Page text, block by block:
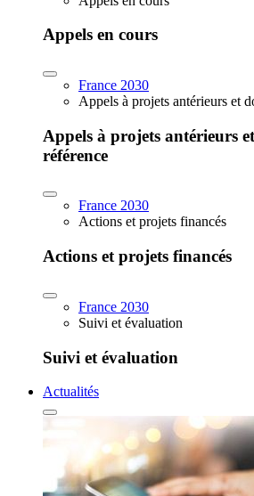
Appels en cours
France 2030
Appels à projets antérieurs et
Appels à projets antérieurs
référence
France 2030
Actions et projets financés
Actions et projets financés
France 2030
Suivi et évaluation
Suivi et évaluation
Actualités